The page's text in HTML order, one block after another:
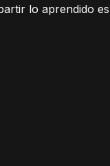
lo aprendido